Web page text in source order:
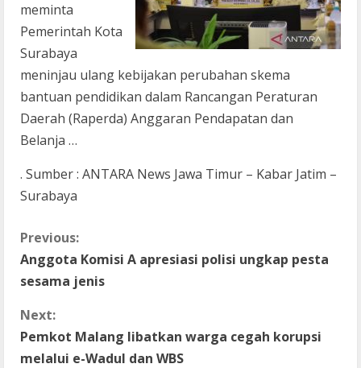
meminta
Pemerintah Kota
Surabaya
meninjau ulang kebijakan perubahan skema
bantuan pendidikan dalam Rancangan Peraturan
Daerah (Raperda) Anggaran Pendapatan dan
Belanja …
. Sumber : ANTARA News Jawa Timur – Kabar Jatim –
Surabaya
C
o
n
t
Previous:
Anggota Komisi A apresiasi polisi ungkap pesta
sesama jenis
Next:
Pemkot Malang libatkan warga cegah korupsi
melalui e-Wadul dan WBS